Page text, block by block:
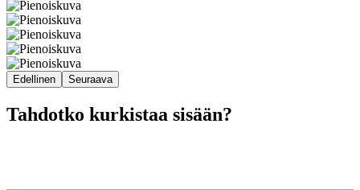
Edellinen Seuraava
Tahdotko kurkistaa sisään?